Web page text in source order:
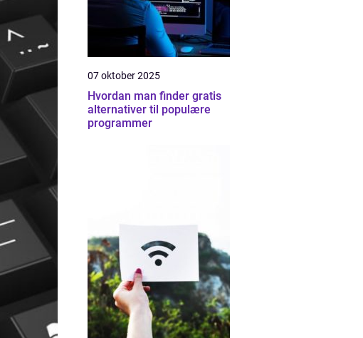
07 oktober 2025
Hvordan man finder gratis
alternativer til populære
programmer